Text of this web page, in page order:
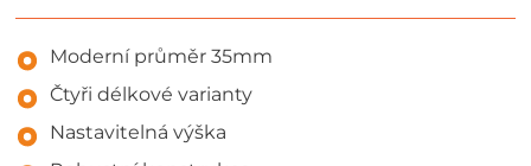
Moderní průměr 35mm
Čtyři délkové varianty
Nastavitelná výška